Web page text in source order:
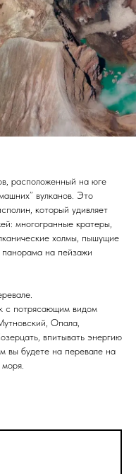
расположенный на юге
вулканов. Это
который удивляет
многогранные кратеры,
холмы, пышущие
на пейзажи
с потрясающим видом
Опала,
впитывать энергию
вы будете на перевале на